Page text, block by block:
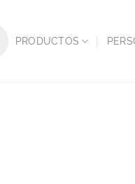
PRODUCTOS